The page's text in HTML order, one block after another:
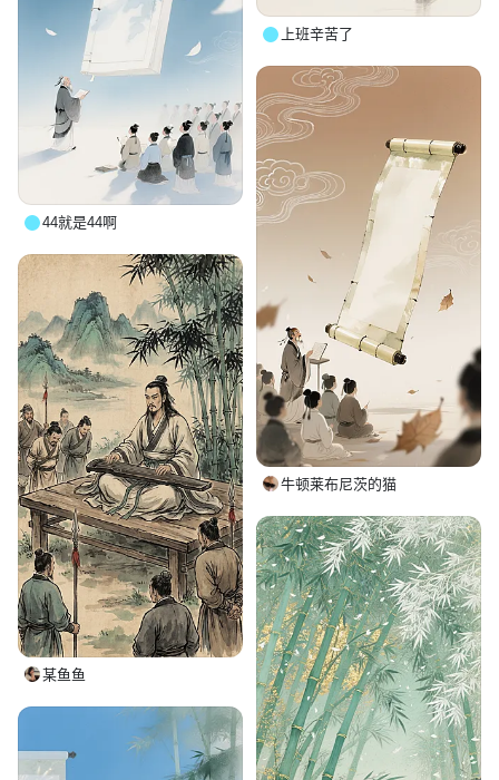
上班辛苦了
44就是44啊
牛顿莱布尼茨的猫
某鱼鱼